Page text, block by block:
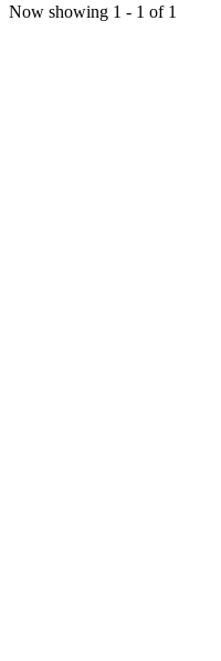
Now showing 1 - 1 of 1